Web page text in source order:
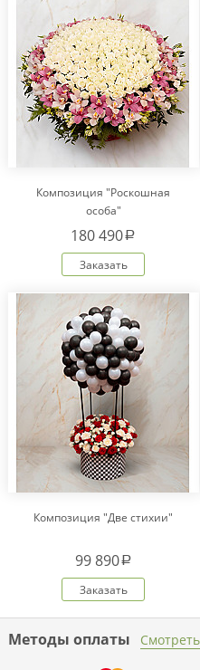
Композиция "Роскошная
особа"
180 490a
Заказать
Композиция "Две стихии"
99 890a
Заказать
Методы оплаты